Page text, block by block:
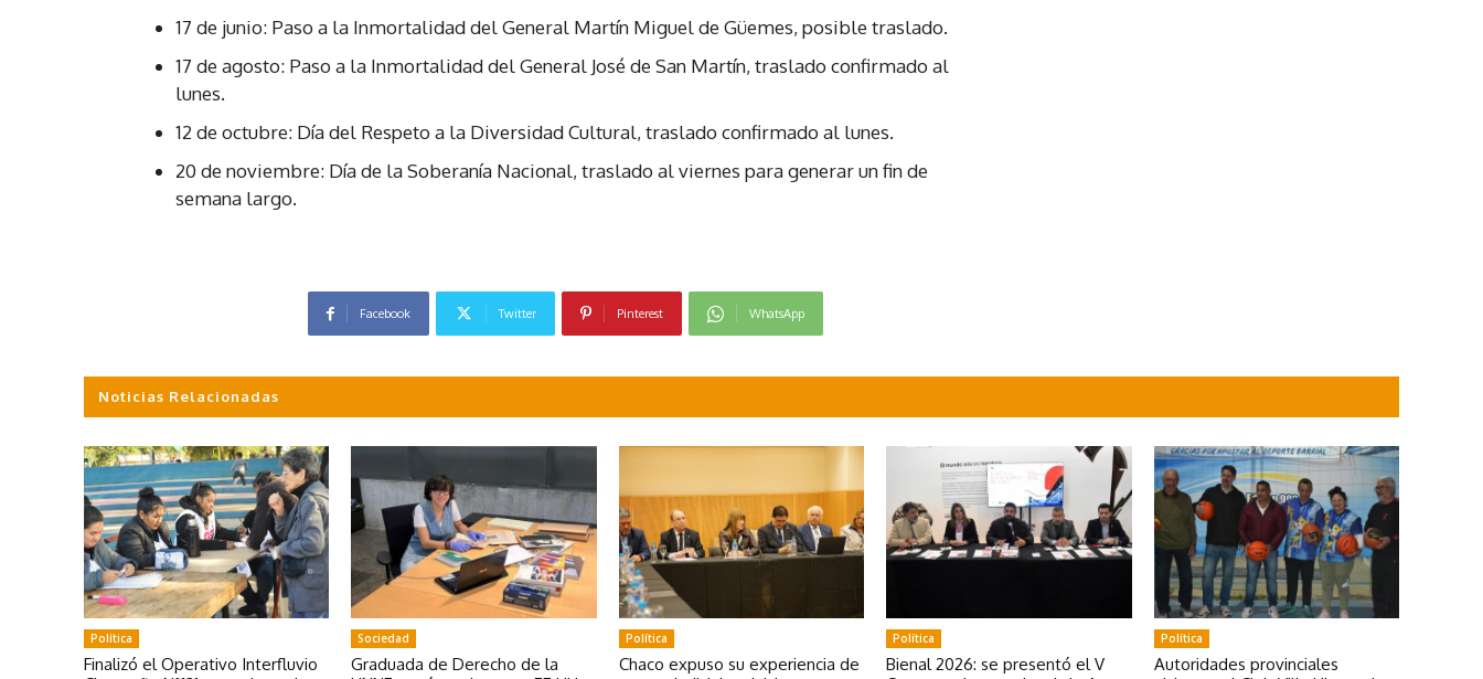
17 de junio: Paso a la Inmortalidad del General Martín Miguel de Güemes, posible traslado.
17 de agosto: Paso a la Inmortalidad del General José de San Martín, traslado confirmado al
lunes.
12 de octubre: Día del Respeto a la Diversidad Cultural, traslado confirmado al lunes.
20 de noviembre: Día de la Soberanía Nacional, traslado al viernes para generar un fin de
semana largo.
Facebook Twitter Pinterest WhatsApp
Noticias Relacionadas
Política
Finalizó el Operativo Interfluvio
Sociedad
Graduada de Derecho de la
Política
Chaco expuso su experiencia de
Política
Bienal 2026: se presentó el V
Política
Autoridades provinciales